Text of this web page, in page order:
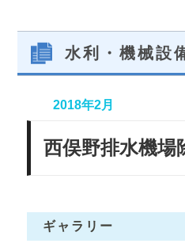
水利・機械設
2018年2月
西俣野排水機場
ギャラリー